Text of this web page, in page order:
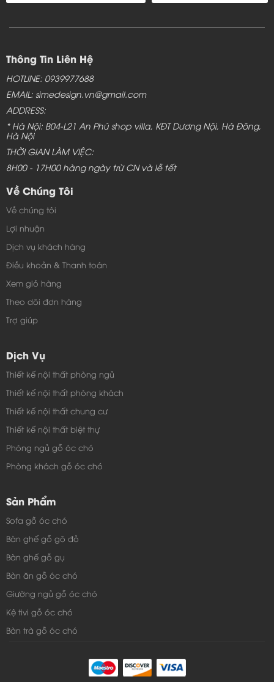
Thông Tin Liên Hệ
HOTLINE: 0939977688
EMAIL: simedesign.vn@gmail.com
ADDRESS:
* Hà Nội: B04-L21 An Phú shop villa, KĐT Dương Nội, Hà Đông,
Hà Nội
THỜI GIAN LÀM VIỆC:
8H00 - 17H00 hàng ngày trừ CN và lễ tết
Về Chúng Tôi
Về chúng tôi
Lợi nhuận
Dịch vụ khách hàng
Điều khoản & Thanh toán
Xem giỏ hàng
Theo dõi đơn hàng
Trợ giúp
Dịch Vụ
Thiết kế nội thất phòng ngủ
Thiết kế nội thất phòng khách
Thiết kế nội thất chung cư
Thiết kế nội thất biệt thự
Phòng ngủ gỗ óc chó
Phòng khách gỗ óc chó
Sản Phẩm
Sofa gỗ óc chó
Bàn ghế gỗ gõ đỏ
Bàn ghế gỗ gụ
Bàn ăn gỗ óc chó
Giường ngủ gỗ óc chó
Kệ tivi gỗ óc chó
Bàn trà gỗ óc chó